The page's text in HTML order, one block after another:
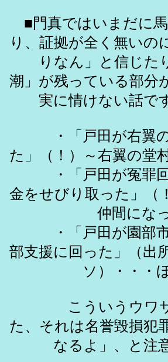
■門真ではいまだに
り、証拠が全く無いの
りなん」と信じた
潮」が残っている部分
実に情けない話です
・「戸田が右翼の
た」（！）～右翼の堂
・「戸田が冤罪回
金をせびり取った」（
仲間になった
・「戸田が園部市
部支援に回った」（出
ソ）・・・ほか
こういうウワサを
た、それは名誉毀損犯
なるよ」、と